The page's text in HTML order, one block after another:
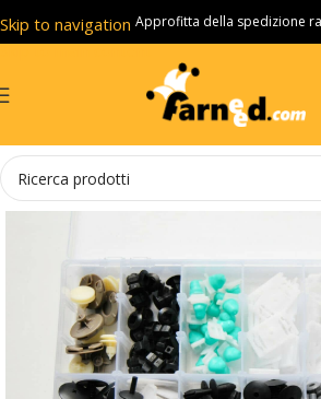
Skip to navigation
Skip to main content
Approfitta della spedizione